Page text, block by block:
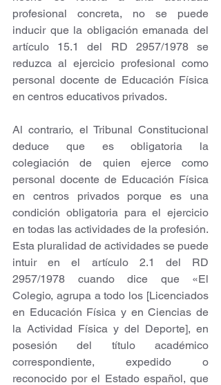
profesional concreta, no se puede
inducir que la obligación emanada del
artículo 15.1 del RD 2957/1978 se
reduzca al ejercicio profesional como
personal docente de Educación Física
en centros educativos privados.
Al contrario, el Tribunal Constitucional
deduce que es obligatoria la
colegiación de quien ejerce como
personal docente de Educación Física
en centros privados porque es una
condición obligatoria para el ejercicio
en todas las actividades de la profesión.
Esta pluralidad de actividades se puede
intuir en el artículo 2.1 del RD
2957/1978 cuando dice que «El
Colegio, agrupa a todo los [Licenciados
en Educación Física y en Ciencias de
la Actividad Física y del Deporte], en
posesión del título académico
correspondiente, expedido o
reconocido por el Estado español, que